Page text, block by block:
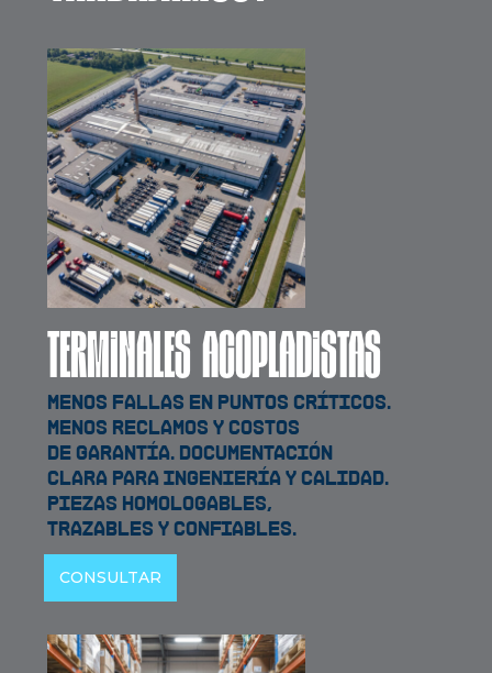
TERMINALES ACOPLADISTAS
Menos fallas en puntos críticos.
Menos reclamos y costos
de garantía. Documentación
clara para ingeniería y calidad.
Piezas homologables,
trazables y confiables.
CONSULTAR